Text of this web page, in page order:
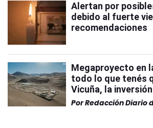
Alertan por
debido al fuerte
recomendaciones
Megaproyecto en
todo lo que tenés
Vicuña, la
PorRedacción Diario